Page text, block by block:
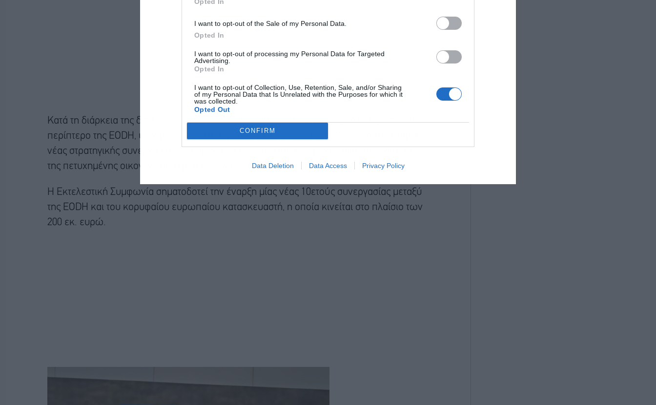
I want to opt-out of the Sale of my Personal Data.
Opted In
I want to opt-out of processing my Personal Data for Targeted
Advertising.
Opted In
I want to opt-out of Collection, Use, Retention, Sale, and/or Sharing
of my Personal Data that Is Unrelated with the Purposes for which it
was collected.
Opted Out
CONFIRM
Data Deletion Data Access Privacy Policy
Κατά τη διάρκεια της διεθνούς έκθεσης EUROSATORY 2026, με μία συμβολική τελετή στο
περίπτερο της EODH, υπογράφτηκε νέα σύμβαση μεταξύ EODH και KNDS για την έναρξη
νέας στρατηγικής συνεργασίας με κύριο αντικείμενο κατά την πρώτη φάση την κατασκευή
της πετυχημένης οικογένειας χερσαίων πλατφορμών 8Χ8 BOXER.
Η Εκτελεστική Συμφωνία σηματοδοτεί την έναρξη μίας νέας 10ετούς συνεργασίας μεταξύ
της EODH και του κορυφαίου ευρωπαίου κατασκευαστή, η οποία κινείται στο πλαίσιο των
200 εκ. ευρώ.